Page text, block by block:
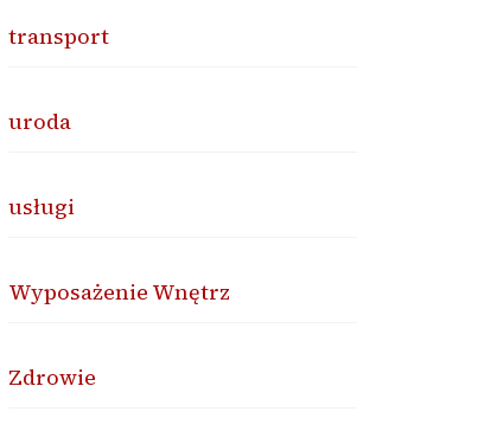
transport
uroda
usługi
Wyposażenie Wnętrz
Zdrowie